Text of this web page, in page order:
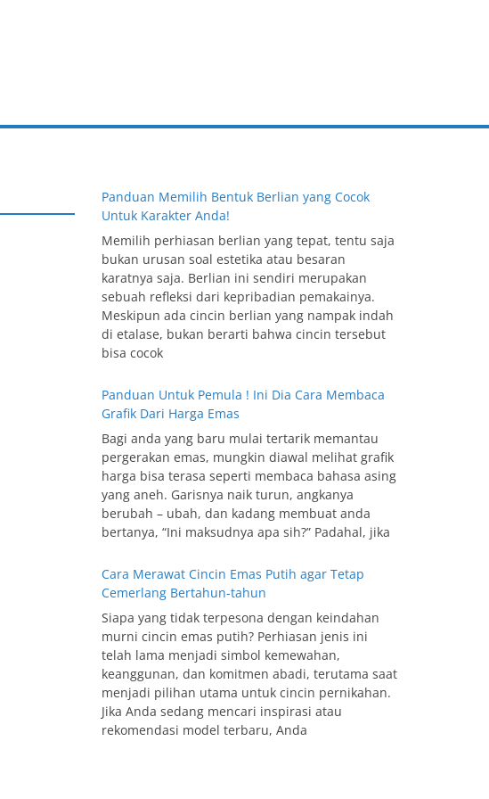
Panduan Memilih Bentuk Berlian yang Cocok
Untuk Karakter Anda!
Memilih perhiasan berlian yang tepat, tentu saja
bukan urusan soal estetika atau besaran
karatnya saja. Berlian ini sendiri merupakan
sebuah refleksi dari kepribadian pemakainya.
Meskipun ada cincin berlian yang nampak indah
di etalase, bukan berarti bahwa cincin tersebut
bisa cocok
Panduan Untuk Pemula ! Ini Dia Cara Membaca
Grafik Dari Harga Emas
Bagi anda yang baru mulai tertarik memantau
pergerakan emas, mungkin diawal melihat grafik
harga bisa terasa seperti membaca bahasa asing
yang aneh. Garisnya naik turun, angkanya
berubah – ubah, dan kadang membuat anda
bertanya, “Ini maksudnya apa sih?” Padahal, jika
Cara Merawat Cincin Emas Putih agar Tetap
Cemerlang Bertahun-tahun
Siapa yang tidak terpesona dengan keindahan
murni cincin emas putih? Perhiasan jenis ini
telah lama menjadi simbol kemewahan,
keanggunan, dan komitmen abadi, terutama saat
menjadi pilihan utama untuk cincin pernikahan.
Jika Anda sedang mencari inspirasi atau
rekomendasi model terbaru, Anda